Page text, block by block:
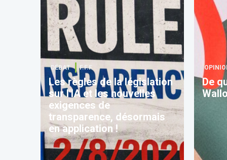
DÉBAT F.F.F.
Les règles de la législation
sur l'IA et les nouvelles
exigences de
transparence, désormais
en application !
De